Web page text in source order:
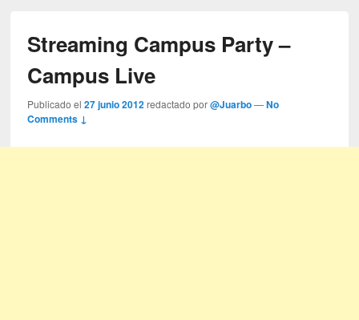
Streaming Campus Party –
Campus Live
Publicado el27 junio 2012 redactado por@Juarbo —No
Comments ↓